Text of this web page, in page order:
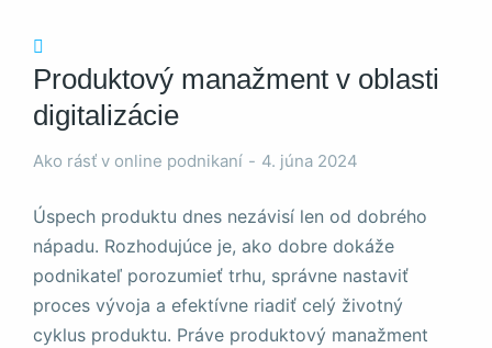
Produktový manažment v oblasti
digitalizácie
Ako rásť v online podnikaní 4. júna 2024
Úspech produktu dnes nezávisí len od dobrého
nápadu. Rozhodujúce je, ako dobre dokáže
podnikateľ porozumieť trhu, správne nastaviť
proces vývoja a efektívne riadiť celý životný
cyklus produktu. Práve produktový manažment
Používateľská
spokojnosť
Aby naša
stránka počas
vašej návštevy
fungovala čo
tieto súbory
cookie
odmietnete,
niektoré funkcie
z webovej
stránky zmiznú.